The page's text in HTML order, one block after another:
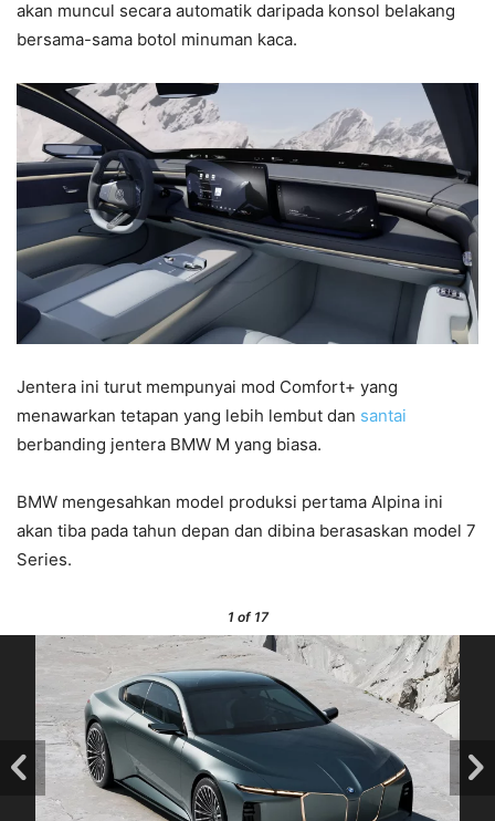
akan muncul secara automatik daripada konsol belakang
bersama-sama botol minuman kaca.
Jentera ini turut mempunyai mod Comfort+ yang
menawarkan tetapan yang lebih lembut dan santai
berbanding jentera BMW M yang biasa.
BMW mengesahkan model produksi pertama Alpina ini
akan tiba pada tahun depan dan dibina berasaskan model 7
Series.
1of 17